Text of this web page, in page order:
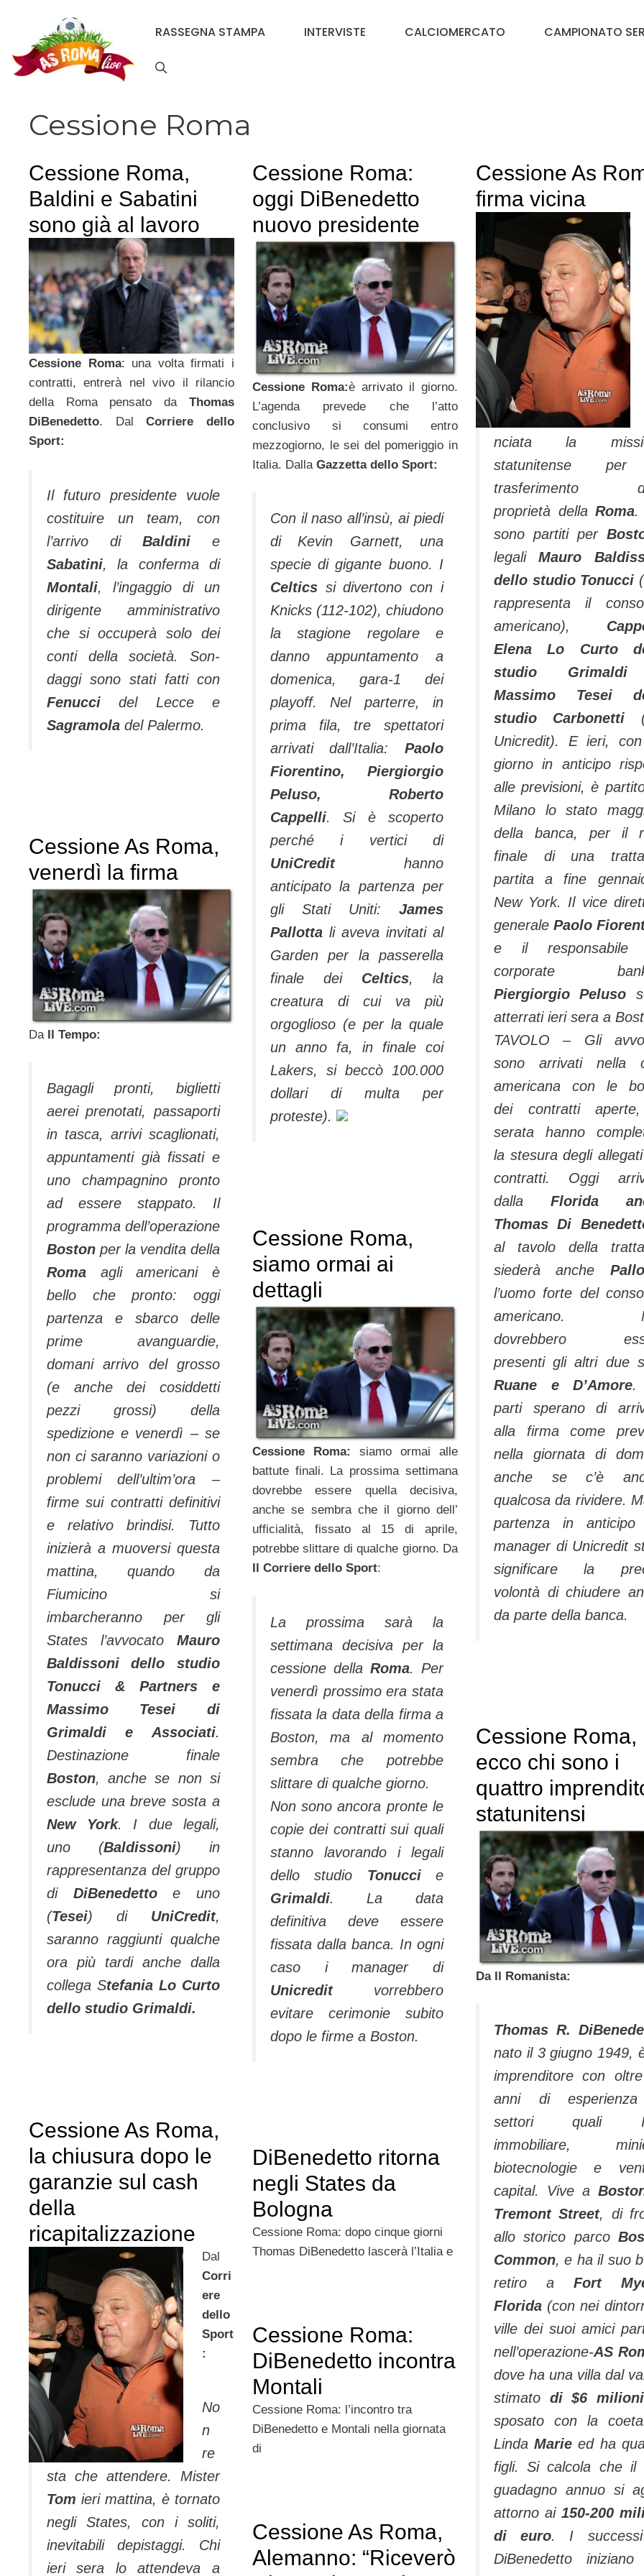
contenuto
RASSEGNA STAMPA INTERVISTE CALCIOMERCATO CAMPIONATO
Cessione Roma
Cessione Roma,
Baldini e Sabatini
sono già al lavoro
Cessione Roma: una volta firmati i
contratti, entrerà nel vivo il rilancio
della Roma pen­sato da Thomas
DiBene­detto. DalCorriere dello
Sport:
Il futuro presidente vuole
costituire un team, con
l’arrivo di Baldini e
Sabatini, la conferma di
Montali, l’ingaggio di un
dirigente amministrativo
che si occuperà solo dei
conti della società. Son­
daggi sono stati fatti con
Fenuccidel Lecce e
Sagra­mola del Palermo.
Cessione Roma:
oggi DiBenedetto
nuovo presidente
Cessione Roma:è arrivato il giorno.
L’agenda prevede che l’atto
conclusivo si consumi entro
mezzogiorno, le sei del pomeriggio in
Italia. Dalla Gazzetta dello Sport:
Con il naso all’insù, ai piedi
di Kevin Garnett, una
specie di gigante buono. I
Celtics si divertono con i
Knicks (112-102), chiudono
la stagione regolare e
danno appuntamento a
domenica, gara-1 dei
playoff. Nel parterre, in
prima fila, tre spettatori
arrivati dall’Italia: Paolo
Fiorentino, Piergiorgio
Peluso, Roberto
Cappelli. Si è scoperto
perché i vertici di
UniCredit hanno
anticipato la partenza per
gli Stati Uniti: James
Pallottali aveva invitati al
Garden per la passerella
finale dei Celtics, la
creatura di cui va più
orgoglioso (e per la quale
un anno fa, in finale coi
Lakers, si beccò 100.000
dollari di multa per
proteste).
Cessione As
firma vicina
nciata la
statunitense
trasferimento
proprietà dellaRoma.
sono partiti per
legaliMauro
dello studio Tonucci
rappresenta il
americano),
Elena Lo Curto
studio
Massimo Tesei
studio Carbonetti
Unicredit). E ieri,
giorno in anticipo
alle previsioni, è
Milano lo stato
della banca, per il
finale di una
partita a fine
New York. Il vice
generale Paolo
e il responsabile
corporate
Piergiorgio Peluso
atterrati ieri sera a
TAVOLO – Gli
sono arrivati nella
americana con le
dei contratti
serata hanno
la stesura degli
contratti. Oggi
dalla Florida
Thomas Di
al tavolo della
siederà anche
l’uomo forte del
americano.
dovrebbero
presenti gli altri due
Ruane e D’Amore.
parti sperano di
alla firma come
nella giornata di
anche se c’è
qualcosa da rividere.
partenza in anticipo
manager di Unicredit
significare la
volontà di chiudere
da parte della banca.
Cessione As Roma,
venerdì la firma
Da Il Tempo:
Bagagli pronti, biglietti
aerei prenotati, passaporti
in tasca, arrivi scaglionati,
appuntamenti già fissati e
uno champagnino pronto
ad essere stappato. Il
programma dell’operazione
Boston per la vendita della
Roma agli americani è
bello che pronto: oggi
partenza e sbarco delle
prime avanguardie,
domani arrivo del grosso
(e anche dei cosiddetti
pezzi grossi) della
spedizione e venerdì – se
non ci saranno variazioni o
problemi dell’ultim’ora –
firme sui contratti definitivi
e relativo brindisi. Tutto
inizierà a muoversi questa
mattina, quando da
Fiumicino si
imbarcheranno per gli
States l’avvocato Mauro
Baldissoni dello studio
Tonucci & Partners e
Massimo Tesei di
Grimaldi e Associati.
Destinazione finale
Boston, anche se non si
esclude una breve sosta a
New York. I due legali,
uno (Baldissoni) in
rappresentanza del gruppo
di DiBenedettoe uno
(Tesei) di UniCredit,
saranno raggiunti qualche
ora più tardi anche dalla
collega Stefania Lo Curto
dello studio Grimaldi.
Cessione Roma,
siamo ormai ai
dettagli
Cessione Roma: siamo ormai alle
battute finali. La prossima settimana
dovrebbe essere quella decisiva,
anche se sembra che il giorno dell’
ufficialità, fissato al 15 di aprile,
potrebbe slittare di qualche giorno. Da
Il Corriere dello Sport:
La prossima sarà la
settimana decisiva per la
cessione della Roma. Per
venerdì prossimo era stata
fissata la data della firma a
Boston, ma al momento
sembra che potrebbe
slittare di qualche giorno.
Non sono ancora pronte le
copie dei contratti sui quali
stanno lavorando i legali
dello studio Tonucci e
Grimaldi. La data
definitiva deve essere
fissata dalla banca. In ogni
caso i manager di
Unicredit vorrebbero
evitare cerimonie subito
dopo le firme a Boston.
Cessione Roma,
ecco chi sono i
quattro
statunitensi
Da Il Romanista:
Thomas R.
nato il 3 giugno 1949,
imprenditore con
anni di
settori quali
immobiliare,
biotecnologie e
capital. Vive a
Tremont Street, di
allo storico parco
Common, e ha il suo
retiro a Fort
Florida(con nei
ville dei suoi amici
nell’operazione-AS
dove ha una villa dal
stimato di $6 milioni
sposato con la
LindaMarieed ha
figli. Si calcola che il
guadagno annuo si
attorno ai 150-200
di euro. I
DiBenedetto
Cessione As Roma,
la chiusura dopo le
garanzie sul cash
della
ricapitalizzazione
Dal
Corri
ere
dello
Sport
:
No
n
re
sta che attendere. Mister
Tom ieri mattina, è tornato
negli States, con i soliti,
inevitabili depistaggi. Chi
ieri sera lo attendeva a
DiBenedetto ritorna
negli States da
Bologna
Cessione Roma: dopo cinque giorni
Thomas DiBenedetto lascerà l’Italia e
Cessione Roma:
DiBenedetto incontra
Montali
Cessione Roma: l’incontro tra
DiBenedetto e Montali nella giornata
di
Cessione As Roma,
Alemanno: “Riceverò